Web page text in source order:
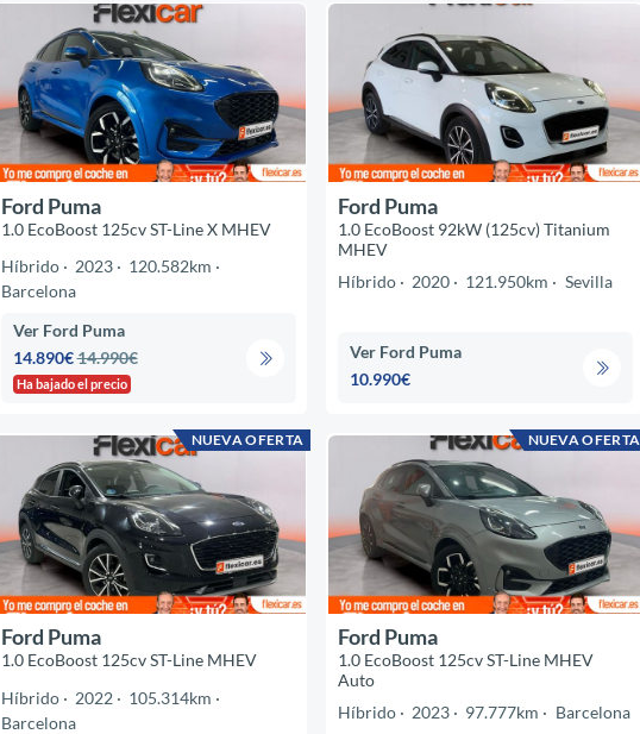
Ford Puma
1.0 EcoBoost 125cv ST-Line X MHEV
Híbrido
2023
120.582km
Barcelona
Ver Ford Puma
14.890€14.990€
Ha bajado el precio
Ford Puma
1.0 EcoBoost 92kW (125cv) Titanium
MHEV
Híbrido
2020 121.950km Sevilla
Ver Ford Puma
10.990€
NUEVA OFERTA
Ford Puma
1.0 EcoBoost 125cv ST-Line MHEV
Híbrido
2022
105.314km
Barcelona
NUEVA OFERTA
Ford Puma
1.0 EcoBoost 125cv ST-Line MHEV
Auto
Híbrido
2023 97.777km Barcelona